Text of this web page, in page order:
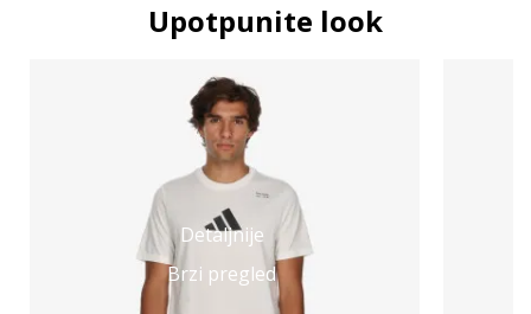
Upotpunite look
Detaljnije
Brzi pregled